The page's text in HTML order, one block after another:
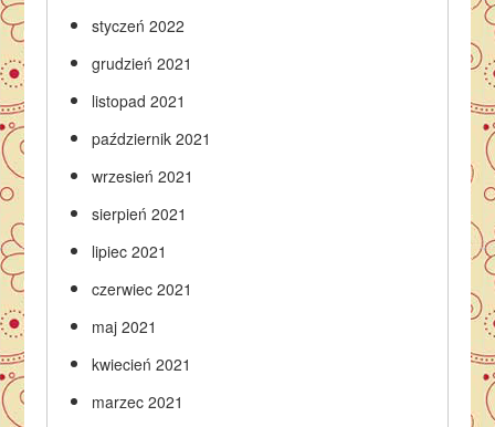
styczeń 2022
grudzień 2021
listopad 2021
październik 2021
wrzesień 2021
sierpień 2021
lipiec 2021
czerwiec 2021
maj 2021
kwiecień 2021
marzec 2021